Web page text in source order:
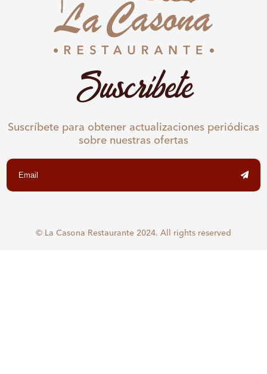
Suscríbete
Suscríbete para obtener actualizaciones periódicas
sobre nuestras ofertas
© La Casona Restaurante 2024. All rights reserved